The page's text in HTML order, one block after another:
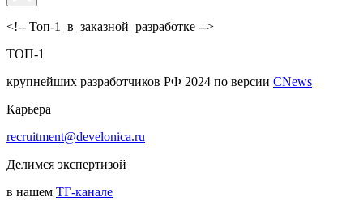
<!-- Топ-1_в_заказной_разработке -->
ТОП-1
крупнейших разработчиков РФ 2024 по версии CNews
Карьера
recruitment@develonica.ru
Делимся экспертизой
в нашем ТГ-канале